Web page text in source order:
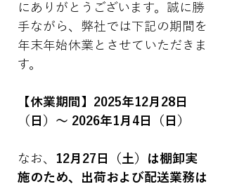
にありがとうございます。誠に勝
手ながら、弊社では下記の期間を
年末年始休業とさせていただきま
す。
【休業期間】2025年12月28日
（日）～ 2026年1月4日（日）
なお、
12月27日（土）は棚卸実
施のため、出荷および配送業務は